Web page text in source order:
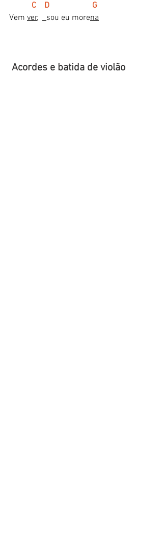
C    D                     G
Vem ver, sou eu morena
Acordes e batida de violão